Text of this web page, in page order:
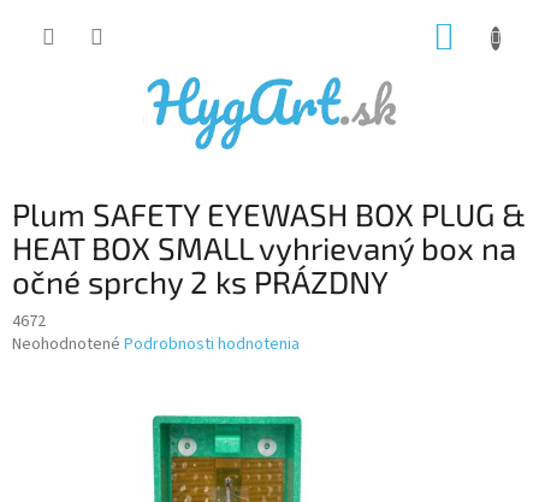
Plum SAFETY EYEWASH BOX PLUG &
HEAT BOX SMALL vyhrievaný box na
očné sprchy 2 ks PRÁZDNY
4672
Priemerné
Neohodnotené Podrobnosti hodnotenia